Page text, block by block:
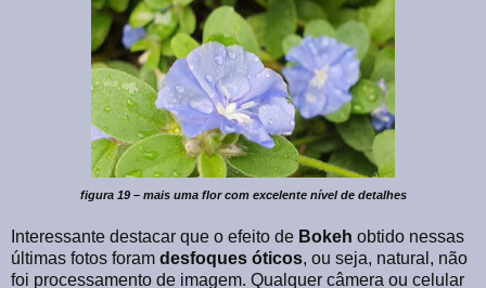
figura 19 – mais uma flor com excelente nível de detalhes
Interessante destacar que o efeito de Bokeh obtido nessas
últimas fotos foram desfoques óticos, ou seja, natural, não
foi processamento de imagem. Qualquer câmera ou celular